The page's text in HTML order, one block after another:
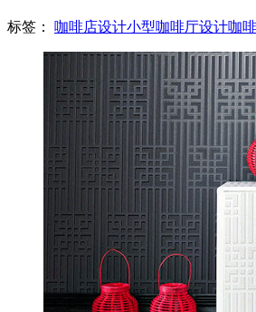
标签： 咖啡店设计小型咖啡厅设计咖